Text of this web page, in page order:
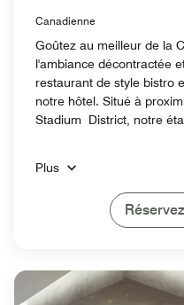
Canadienne
Goûtez au meilleur de la
l'ambiance décontractée
restaurant de style bistro
notre hôtel. Situé à
Stadium District, notre
Plus